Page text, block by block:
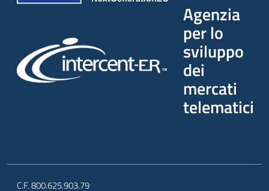
Agenzia
per lo
sviluppo
dei
mercati
telematici
C.F. 800.625.903.79